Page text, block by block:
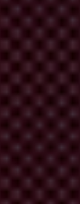
contáctese con
de
convertido en
público,
reflejan las
La revisión
Para